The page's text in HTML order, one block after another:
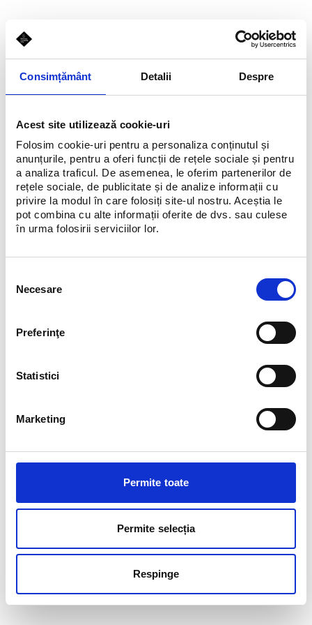
Consimțământ Detalii Despre
Acest site utilizează cookie-uri
Folosim cookie-uri pentru a personaliza conținutul și
anunțurile, pentru a oferi funcții de rețele sociale și pentru
a analiza traficul. De asemenea, le oferim partenerilor de
rețele sociale, de publicitate și de analize informații cu
privire la modul în care folosiți site-ul nostru. Aceștia le
pot combina cu alte informații oferite de dvs. sau culese
în urma folosirii serviciilor lor.
consimțământului
Necesare
Preferinţe
Statistici
Marketing
Permite toate
Permite selecția
Respinge